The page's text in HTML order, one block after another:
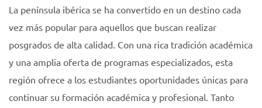
La península ibérica se ha convertido en un destino cada
vez más popular para aquellos que buscan realizar
posgrados de alta calidad. Con una rica tradición académica
y una amplia oferta de programas especializados, esta
región ofrece a los estudiantes oportunidades únicas para
continuar su formación académica y profesional. Tanto